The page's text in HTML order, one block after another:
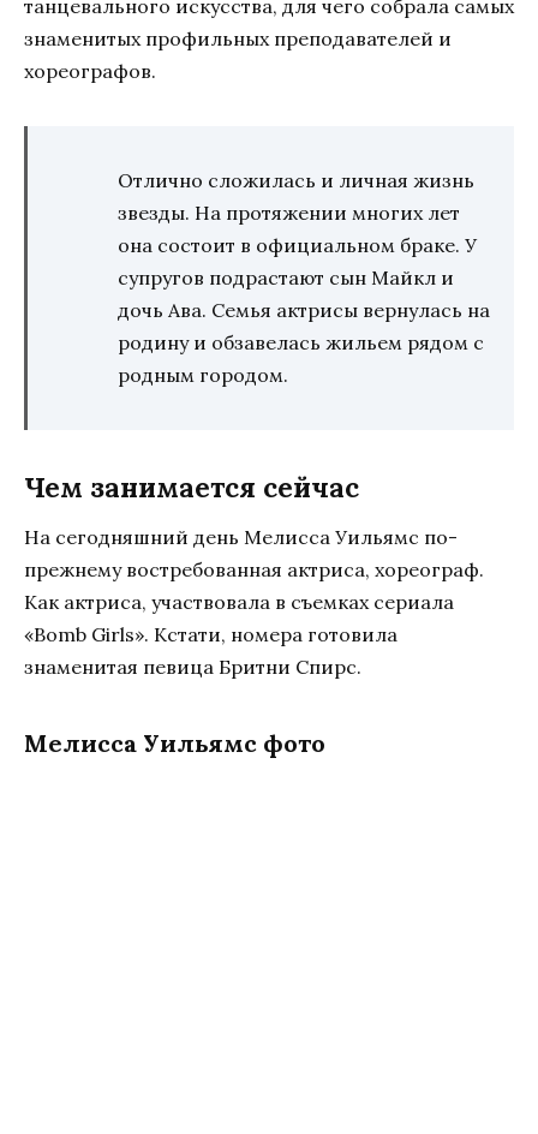
танцевального искусства, для чего собрала самых
знаменитых профильных преподавателей и
хореографов.
Отлично сложилась и личная жизнь
звезды. На протяжении многих лет
она состоит в официальном браке. У
супругов подрастают сын Майкл и
дочь Ава. Семья актрисы вернулась на
родину и обзавелась жильем рядом с
родным городом.
Чем занимается сейчас
На сегодняшний день Мелисса Уильямс по-
прежнему востребованная актриса, хореограф.
Как актриса, участвовала в съемках сериала
«Bomb Girls». Кстати, номера готовила
знаменитая певица Бритни Спирс.
Мелисса Уильямс фото